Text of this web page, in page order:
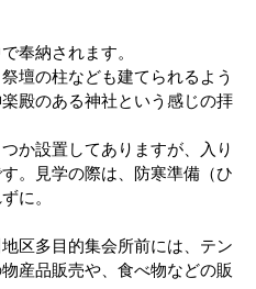
奉納されます。
壇の柱なども建てられるよう
殿のある神社という感じの拝
か設置してありますが、入り
。見学の際は、防寒準備（ひ
に。
区多目的集会所前には、テン
産品販売や、食べ物などの販